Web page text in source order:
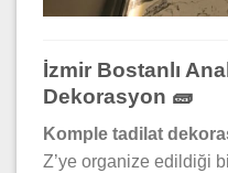
İzmir Bostanlı
Dekorasyon 🧱
Komple tadilat
Z’ye organize edildiği